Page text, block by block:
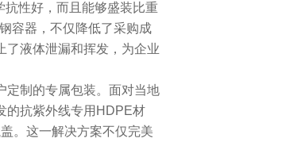
性好，而且能够盛装比重
容器，不仅降低了采购成
了液体泄漏和挥发，为企业
定制的专属包装。面对当地
的抗紫外线专用HDPE材
。这一解决方案不仅完美